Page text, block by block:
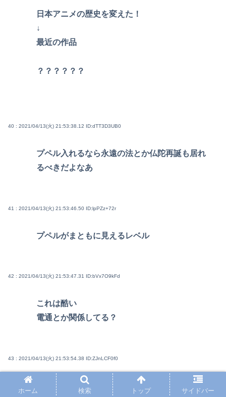
日本アニメの歴史を変えた！
↓
最近の作品
？？？？？？
40 : 2021/04/13(火) 21:53:38.12 ID:dTT3D3UB0
プペル入れるなら永遠の法とか仏陀再誕も居れ
るべきだよなあ
41 : 2021/04/13(火) 21:53:46.50 ID:lpPZz+72r
プペルがまともに見えるレベル
42 : 2021/04/13(火) 21:53:47.31 ID:bVx7O9kFd
これは酷い
電通とか関係してる？
43 : 2021/04/13(火) 21:53:54.38 ID:ZJnLCF0f0
ビースタってなに？
ホーム 検索 トップ サイドバー